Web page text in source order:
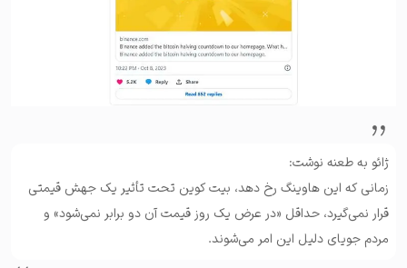
ژائو به طعنه نوشت:
زمانی که این هاوینگ رخ دهد، بیت‌ کوین تحت تأثیر یک جهش قیمتی
قرار نمی‌گیرد، حداقل «در عرض یک روز قیمت آن دو برابر نمی‌شود» و
مردم جویای دلیل این امر می‌شوند.